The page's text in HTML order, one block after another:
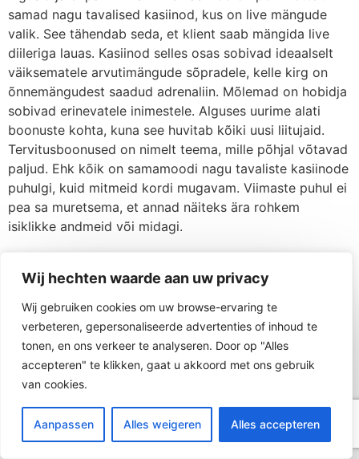
Wij hechten waarde aan uw privacy
Wij gebruiken cookies om uw browse-ervaring te
verbeteren, gepersonaliseerde advertenties of inhoud te
tonen, en ons verkeer te analyseren. Door op "Alles
accepteren" te klikken, gaat u akkoord met ons gebruik
van cookies.
Aanpassen Alles weigeren Alles accepteren
samad nagu tavalised kasiinod, kus on live mängude
valik. See tähendab seda, et klient saab mängida live
diileriga lauas. Kasiinod selles osas sobivad ideaalselt
väiksematele arvutimängude sõpradele, kelle kirg on
õnnemängudest saadud adrenaliin. Mõlemad on hobidja
sobivad erinevatele inimestele. Alguses uurime alati
boonuste kohta, kuna see huvitab kõiki uusi liitujaid.
Tervitusboonused on nimelt teema, mille põhjal võtavad
paljud. Ehk kõik on samamoodi nagu tavaliste kasiinode
puhulgi, kuid mitmeid kordi mugavam. Viimaste puhul ei
pea sa muretsema, et annad näiteks ära rohkem
isiklikke andmeid või midagi.
Neem contact op
Klaar om de volgende stap in uw project te
zetten? Neem vandaag nog contact op om uw
specifieke behoeften te bespreken. Ontdek
hoe onze expertise uw onderneming naar
nieuwe hoogten kan stuwen.
NL